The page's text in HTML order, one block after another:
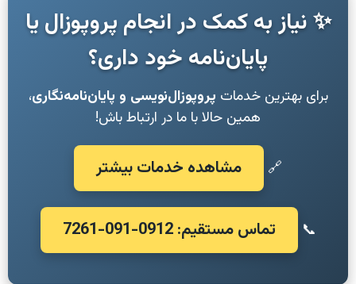
✨ نیاز به کمک در انجام پروپوزال یا
پایان‌نامه خود داری؟
برای بهترین خدمات پروپوزال‌نویسی و پایان‌نامه‌نگاری،
همین حالا با ما در ارتباط باش!
🔗 مشاهده خدمات بیشتر
📞 تماس مستقیم: 0912-091-7261